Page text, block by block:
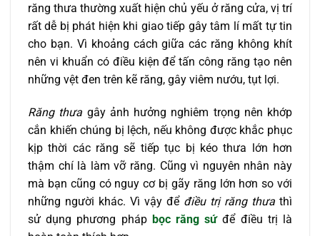
răng thưa thường xuất hiện chủ yếu ở răng cửa, vị trí
rất dễ bị phát hiện khi giao tiếp gây tâm lí mất tự tin
cho bạn. Vì khoảng cách giữa các răng không khít
nên vi khuẩn có điều kiện để tấn công răng tạo nên
những vệt đen trên kẽ răng, gây viêm nướu, tụt lợi.
Răng thưa gây ảnh hưởng nghiêm trọng nên khớp
cắn khiến chúng bị lệch, nếu không được khắc phục
kịp thời các răng sẽ tiếp tục bị kéo thưa lớn hơn
thậm chí là làm vỡ răng. Cũng vì nguyên nhân này
mà bạn cũng có nguy cơ bị gãy răng lớn hơn so với
những người khác. Vì vậy để điều trị răng thưa thì
sử dụng phương phápbọc răng sứđể điều trị là